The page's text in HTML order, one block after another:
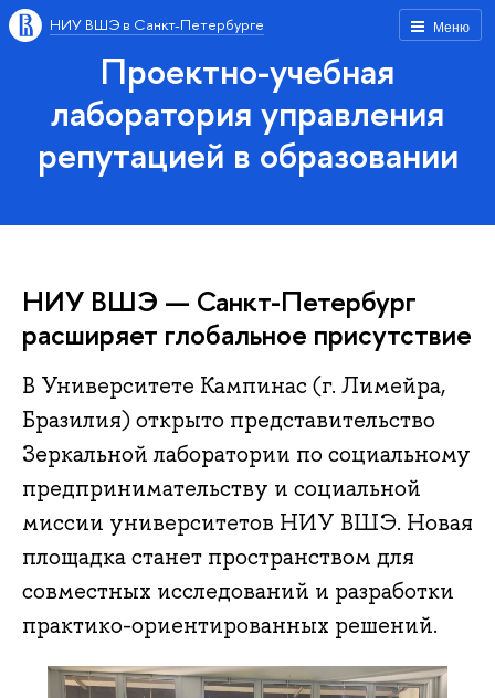
Меню
НИУ ВШЭ в Санкт-Петербурге
Проектно-учебная
лаборатория управления
репутацией в образовании
НИУ ВШЭ — Санкт-Петербург
расширяет глобальное присутствие
В Университете Кампинас (г. Лимейра,
Бразилия) открыто представительство
Зеркальной лаборатории по социальному
предпринимательству и социальной
миссии университетов НИУ ВШЭ. Новая
площадка станет пространством для
совместных исследований и разработки
практико-ориентированных решений.